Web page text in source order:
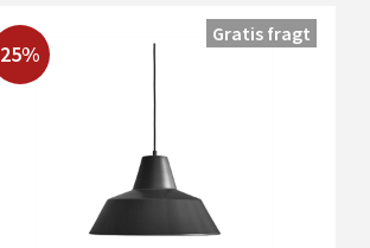
25%
Gratis fragt